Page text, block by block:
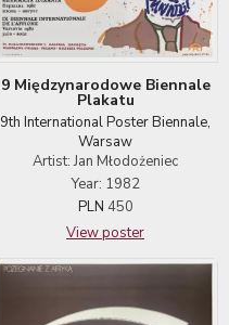
9 Międzynarodowe Biennale
Plakatu
9th International Poster Biennale,
Warsaw
Artist: Jan Młodożeniec
Year: 1982
PLN 450
View poster